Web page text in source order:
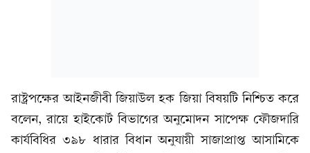
রাষ্ট্রপক্ষের আইনজীবী জিয়াউল হক জিয়া বিষয়টি নিশ্চিত করে
বলেন, রায়ে হাইকোর্ট বিভাগের অনুমোদন সাপেক্ষ ফৌজদারি
কার্যবিধির ৩৯৮ ধারার বিধান অনুযায়ী সাজাপ্রাপ্ত আসামিকে